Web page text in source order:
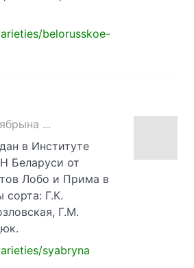
belorusskoe-
...
в Институте
Беларуси от
Лобо и Прима в
сорта: Г.К.
Г.М.
syabryna